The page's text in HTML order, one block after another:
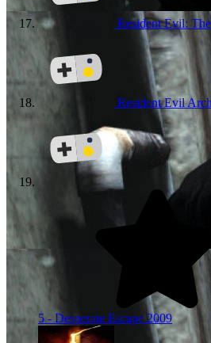
Resident Evil:
Resident Evil
5 - Desperate Escape 2009